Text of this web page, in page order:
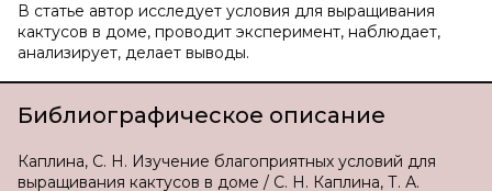
В статье автор исследует условия для выращивания
кактусов в доме, проводит эксперимент, наблюдает,
анализирует, делает выводы.
Библиографическое описание
Каплина, С. Н. Изучение благоприятных условий для
выращивания кактусов в доме / С. Н. Каплина, Т. А.